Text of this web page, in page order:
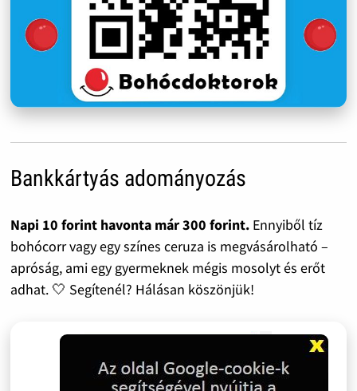
Bankkártyás adományozás
Napi 10 forint havonta már 300 forint.Ennyiből tíz
bohócorr vagy egy színes ceruza is megvásárolható –
apróság, ami egy gyermeknek mégis mosolyt és erőt
adhat. 🤍 Segítenél? Hálásan köszönjük!